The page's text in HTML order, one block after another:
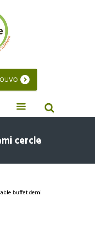
cercle
buffet demi